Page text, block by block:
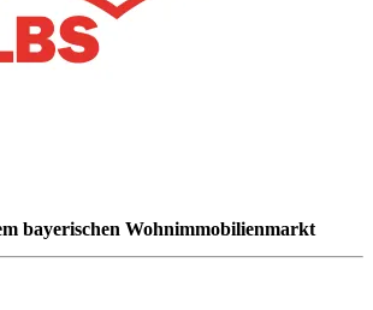
bayerischen Wohnimmobilienmarkt